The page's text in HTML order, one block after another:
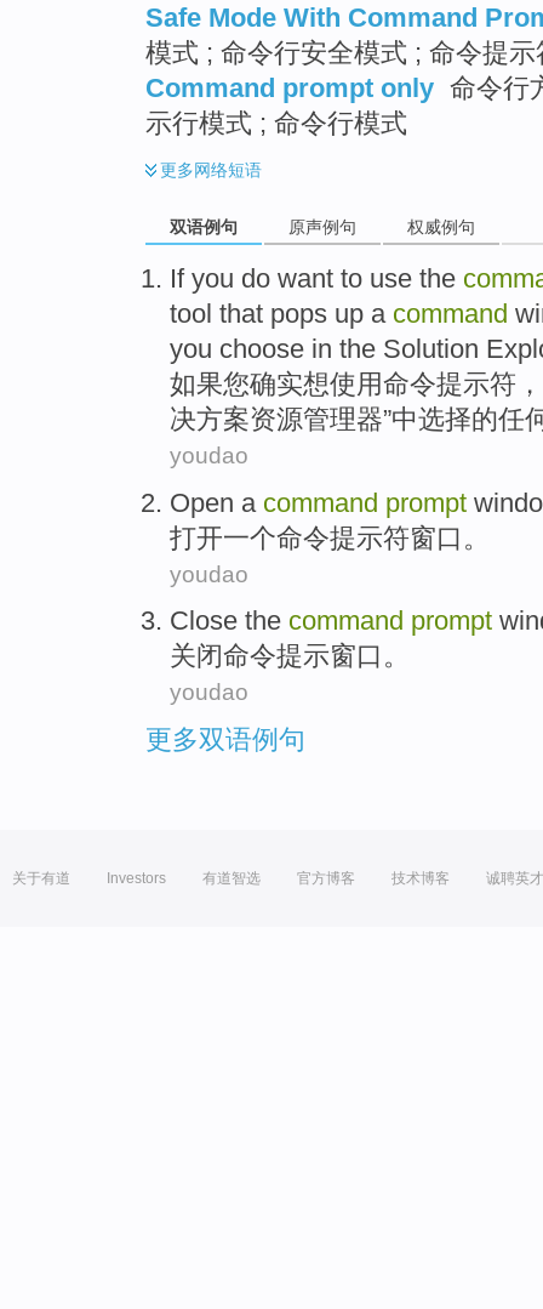
Safe Mode With Command
模式 ; 命令行安全模式 ; 命令提
Command prompt only 命令行
示行模式 ; 命令行模式
更多网络短语
双语例句 原声例句 权威例句
If you do want to use the
tool that pops up a command
you choose in the Solution
如果您确实想使用命令提示符 ，
决方案资源管理器”中选择的任
youdao
Open a command prompt
打开一个命令提示符窗口 。
youdao
Close the command prompt
关闭命令提示窗口 。
youdao
更多双语例句
关于有道 Investors 有道智选 官方博客 技术博客 诚聘英才